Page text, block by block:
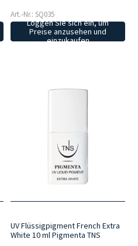
Art.-Nr.: SQ035
Loggen Sie sich ein, um
Preise anzusehen und
einzukaufen
UV Flüssigpigment French Extra
White 10 ml Pigmenta TNS